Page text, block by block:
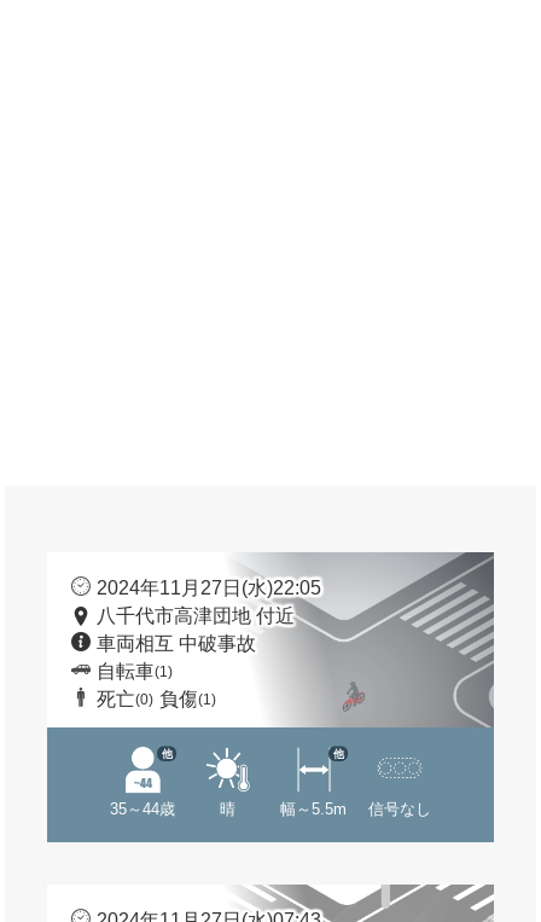
2024年11月27日(水)22:05
八千代市高津団地 付近
車両相互 中破事故
自転車(1)
死亡(0) 負傷(1)
35～44歳
他
晴 幅～5.5m
他
信号なし